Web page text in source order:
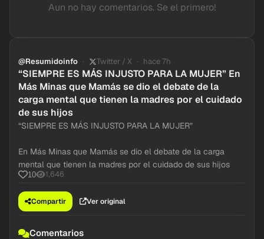
Aun no hay comentarios. Se el primero!
@Resumidoinfo Twitter / X hace 7h
“SIEMPRE ES MÁS INJUSTO PARA LA MUJER” En
Más Minas que Mamás se dio el debate de la
carga mental que tienen la madres por el cuidado
de sus hijos
“SIEMPRE ES MÁS INJUSTO PARA LA MUJER”
En Más Minas que Mamás se dio el debate de la carga
mental que tienen la madres por el cuidado de sus hijos
10 1,646
Compartir Ver original
Comentarios